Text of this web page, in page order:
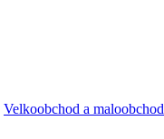
Velkoobchod a maloobchod